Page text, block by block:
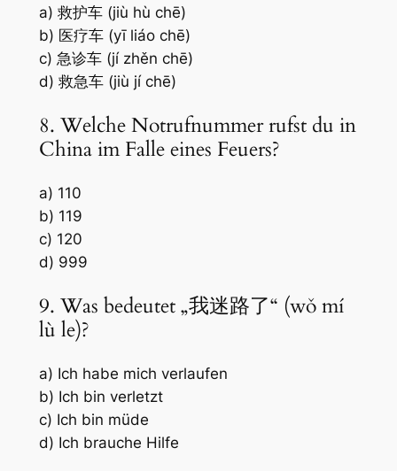
a) 救护车 (jiù hù chē)
b) 医疗车 (yī liáo chē)
c) 急诊车 (jí zhěn chē)
d) 救急车 (jiù jí chē)
8. Welche Notrufnummer rufst du in
China im Falle eines Feuers?
a) 110
b) 119
c) 120
d) 999
9. Was bedeutet „我迷路了“ (wǒ mí
lù le)?
a) Ich habe mich verlaufen
b) Ich bin verletzt
c) Ich bin müde
d) Ich brauche Hilfe